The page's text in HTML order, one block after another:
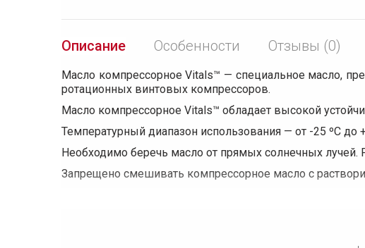
Описание Особенности Отзывы (0)
Масло компрессорное Vitals™ — специальное масло,
ротационных винтовых компрессоров.
Масло компрессорное Vitals™ обладает высокой
Температурный диапазон использования — от -25 ºС
Необходимо беречь масло от прямых солнечных
Запрещено смешивать компрессорное масло с